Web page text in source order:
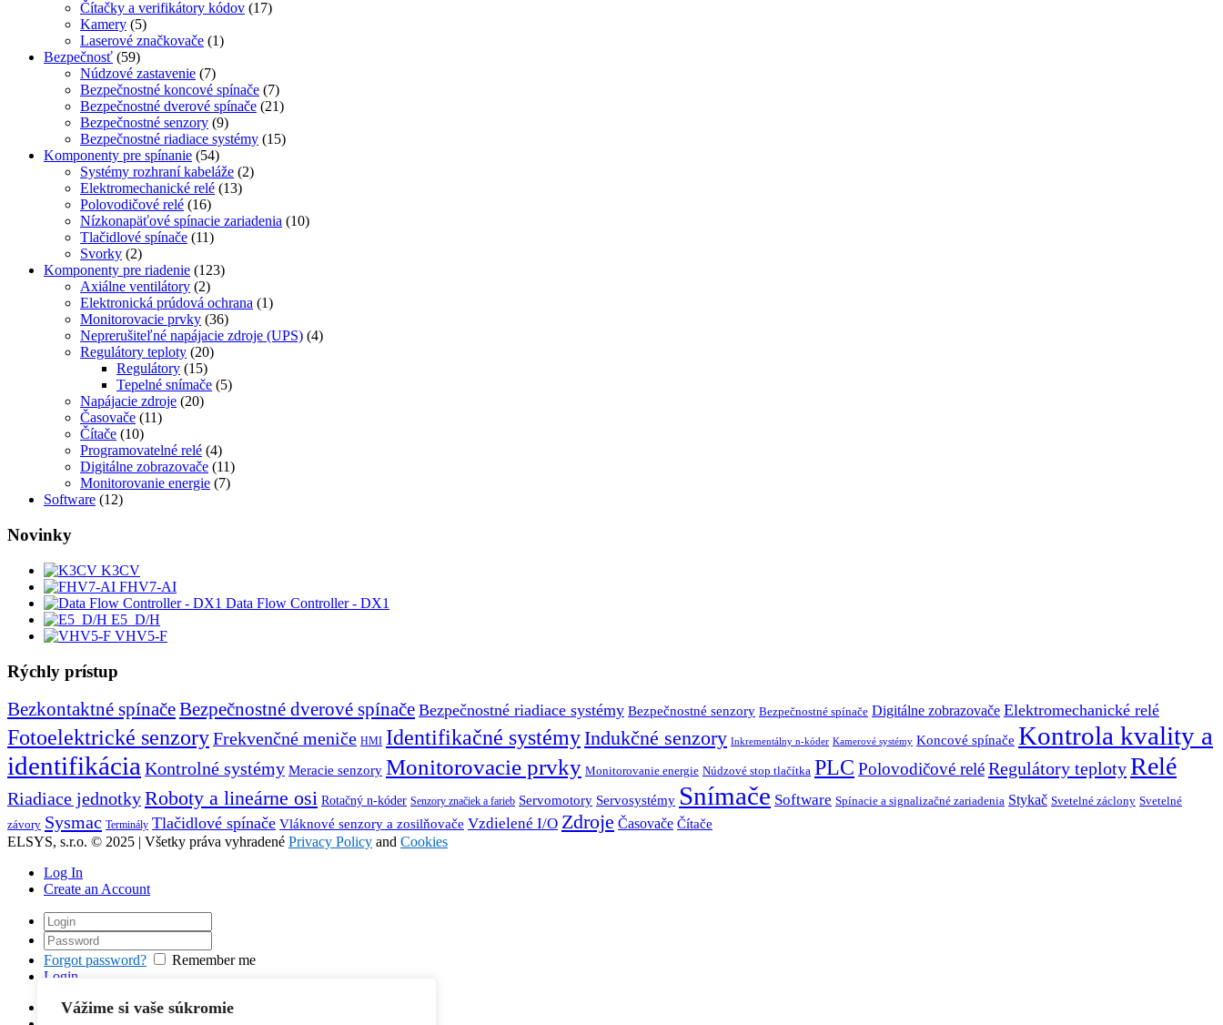
Vážime si vaše súkromie
Čítačky a verifikátory kódov (17)
Kamery (5)
Laserové značkovače (1)
Bezpečnosť (59)
Núdzové zastavenie (7)
Bezpečnostné koncové spínače (7)
Bezpečnostné dverové spínače (21)
Bezpečnostné senzory (9)
Bezpečnostné riadiace systémy (15)
Komponenty pre spínanie (54)
Systémy rozhraní kabeláže (2)
Elektromechanické relé (13)
Polovodičové relé (16)
Nízkonapäťové spínacie zariadenia (10)
Tlačidlové spínače (11)
Svorky (2)
Komponenty pre riadenie (123)
Axiálne ventilátory (2)
Elektronická prúdová ochrana (1)
Monitorovacie prvky (36)
Neprerušiteľné napájacie zdroje (UPS) (4)
Regulátory teploty (20)
Regulátory (15)
Tepelné snímače (5)
Napájacie zdroje (20)
Časovače (11)
Čítače (10)
Programovatelné relé (4)
Digitálne zobrazovače (11)
Monitorovanie energie (7)
Software (12)
Novinky
K3CV
FHV7-AI
Data Flow Controller - DX1
E5_D/H
VHV5-F
Rýchly prístup
Bezkontaktné spínačeBezpečnostné dverové spínače Bezpečnostné riadiace systémy Bezpečnostné senzory Bezpečnostné spínače Digitálne zobrazovače Elektromechanické relé
Fotoelektrické senzoryFrekvenčné meniče HMI Identifikačné systémyIndukčné senzory Inkrementálny n-kóder Kamerové systémy Koncové spínače Kontrola kvality a
identifikácia Kontrolné systémy Meracie senzory Monitorovacie prvky Monitorovanie energie Núdzové stop tlačítka PLC Polovodičové reléRegulátory teplotyRelé
Riadiace jednotkyRoboty a lineárne osi Rotačný n-kóder Senzory značiek a farieb Servomotory Servosystémy Snímače Software Spínacie a signalizačné zariadenia Stykač Svetelné záclony Svetelné
závory Sysmac Terminály Tlačidlové spínače Vláknové senzory a zosilňovače Vzdielené I/O Zdroje Časovače Čítače
ELSYS, s.r.o. © 2025 | Všetky práva vyhradené Privacy Policy and Cookies
Log In
Create an Account
Forgot password?
Remember me
Login
You can login using your social profile